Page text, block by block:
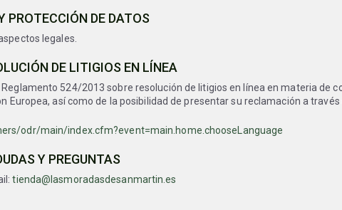
PROTECCIÓN DE DATOS
legales.
DE LITIGIOS EN LÍNEA
524/2013 sobre resolución de litigios en línea en materia
Europea, así como de la posibilidad de presentar su reclamación a
odr/main/index.cfm?event=main.home.chooseLanguage
Y PREGUNTAS
tienda@lasmoradasdesanmartin.es